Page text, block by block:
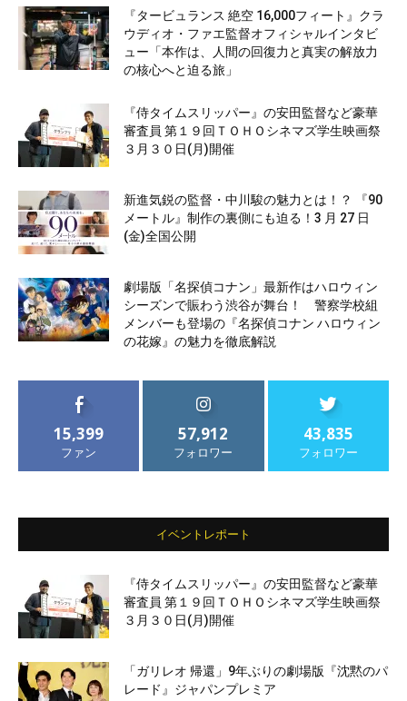
『タービュランス 絶空 16,000フィート』クラ
ウディオ・ファエ監督オフィシャルインタビ
ュー「本作は、人間の回復力と真実の解放力
の核心へと迫る旅」
『侍タイムスリッパー』の安田監督など豪華
審査員 第１９回ＴＯＨＯシネマズ学生映画祭
３月３０日(月)開催
新進気鋭の監督・中川駿の魅力とは！？ 『90
メートル』制作の裏側にも迫る！3 月 27 日
(金)全国公開
劇場版「名探偵コナン」最新作はハロウィン
シーズンで賑わう渋谷が舞台！ 警察学校組
メンバーも登場の『名探偵コナン ハロウィン
の花嫁』の魅力を徹底解説
15,399
ファン
57,912
フォロワー
43,835
フォロワー
イベントレポート
『侍タイムスリッパー』の安田監督など豪華
審査員 第１９回ＴＯＨＯシネマズ学生映画祭
３月３０日(月)開催
「ガリレオ 帰還」9年ぶりの劇場版『沈黙のパ
レード』ジャパンプレミア